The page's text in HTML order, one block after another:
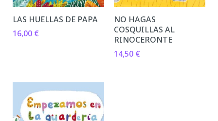
LAS HUELLAS DE PAPA
16,00 €
NO HAGAS
COSQUILLAS AL
RINOCERONTE
14,50 €